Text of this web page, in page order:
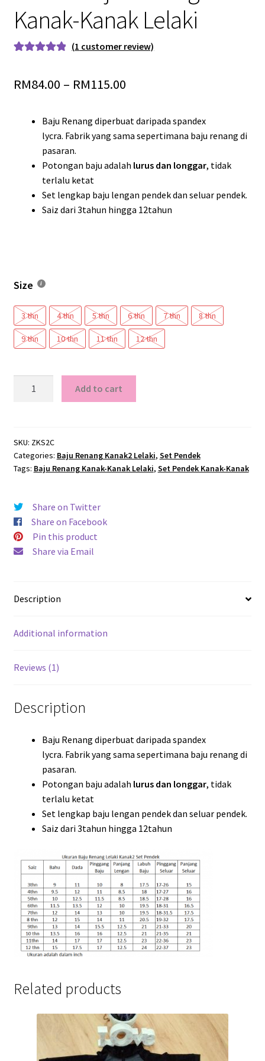
Kanak-Kanak Lelaki
based on
rating
(1 customer review)
RM84.00 – RM115.00
Baju Renang diperbuat daripada spandex
lycra. Fabrik yang sama sepertimana baju renang di
pasaran.
Potongan baju adalah lurus dan longgar, tidak
terlalu ketat
Set lengkap baju lengan pendek dan seluar pendek.
Saiz dari 3tahun hingga 12tahun
Size
3 thn 4 thn 5 thn 6 thn 7 thn 8 thn
9 thn 10 thn 11 thn 12 thn
Kanak
Lelaki
quantity
Add to cart
SKU: ZKS2C
Categories: Baju Renang Kanak2 Lelaki, Set Pendek
Tags: Baju Renang Kanak-Kanak Lelaki, Set Pendek Kanak-Kanak
Share on Twitter
Share on Facebook
Pin this product
Share via Email
Description
Additional information
Reviews (1)
Description
Baju Renang diperbuat daripada spandex
lycra. Fabrik yang sama sepertimana baju renang di
pasaran.
Potongan baju adalah lurus dan longgar, tidak
terlalu ketat
Set lengkap baju lengan pendek dan seluar pendek.
Saiz dari 3tahun hingga 12tahun
Related products